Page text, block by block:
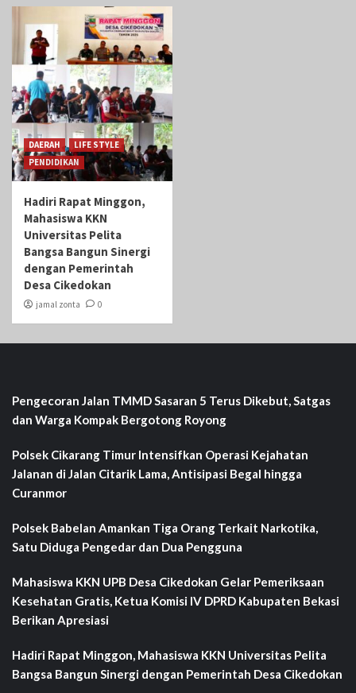
DAERAH
LIFE STYLE
PENDIDIKAN
Hadiri Rapat Minggon,
Mahasiswa KKN
Universitas Pelita
Bangsa Bangun Sinergi
dengan Pemerintah
Desa Cikedokan
jamal zonta 0
Pengecoran Jalan TMMD Sasaran 5 Terus Dikebut, Satgas
dan Warga Kompak Bergotong Royong
Polsek Cikarang Timur Intensifkan Operasi Kejahatan
Jalanan di Jalan Citarik Lama, Antisipasi Begal hingga
Curanmor
Polsek Babelan Amankan Tiga Orang Terkait Narkotika,
Satu Diduga Pengedar dan Dua Pengguna
Mahasiswa KKN UPB Desa Cikedokan Gelar Pemeriksaan
Kesehatan Gratis, Ketua Komisi IV DPRD Kabupaten Bekasi
Berikan Apresiasi
Hadiri Rapat Minggon, Mahasiswa KKN Universitas Pelita
Bangsa Bangun Sinergi dengan Pemerintah Desa Cikedokan